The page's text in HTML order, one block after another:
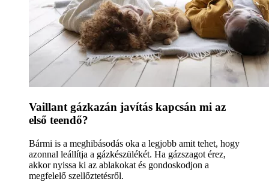
Vaillant gázkazán javítás kapcsán mi az
első teendő?
Bármi is a meghibásodás oka a legjobb amit tehet, hogy
azonnal leállítja a gázkészülékét. Ha gázszagot érez,
akkor nyissa ki az ablakokat és gondoskodjon a
megfelelő szellőztetésről.